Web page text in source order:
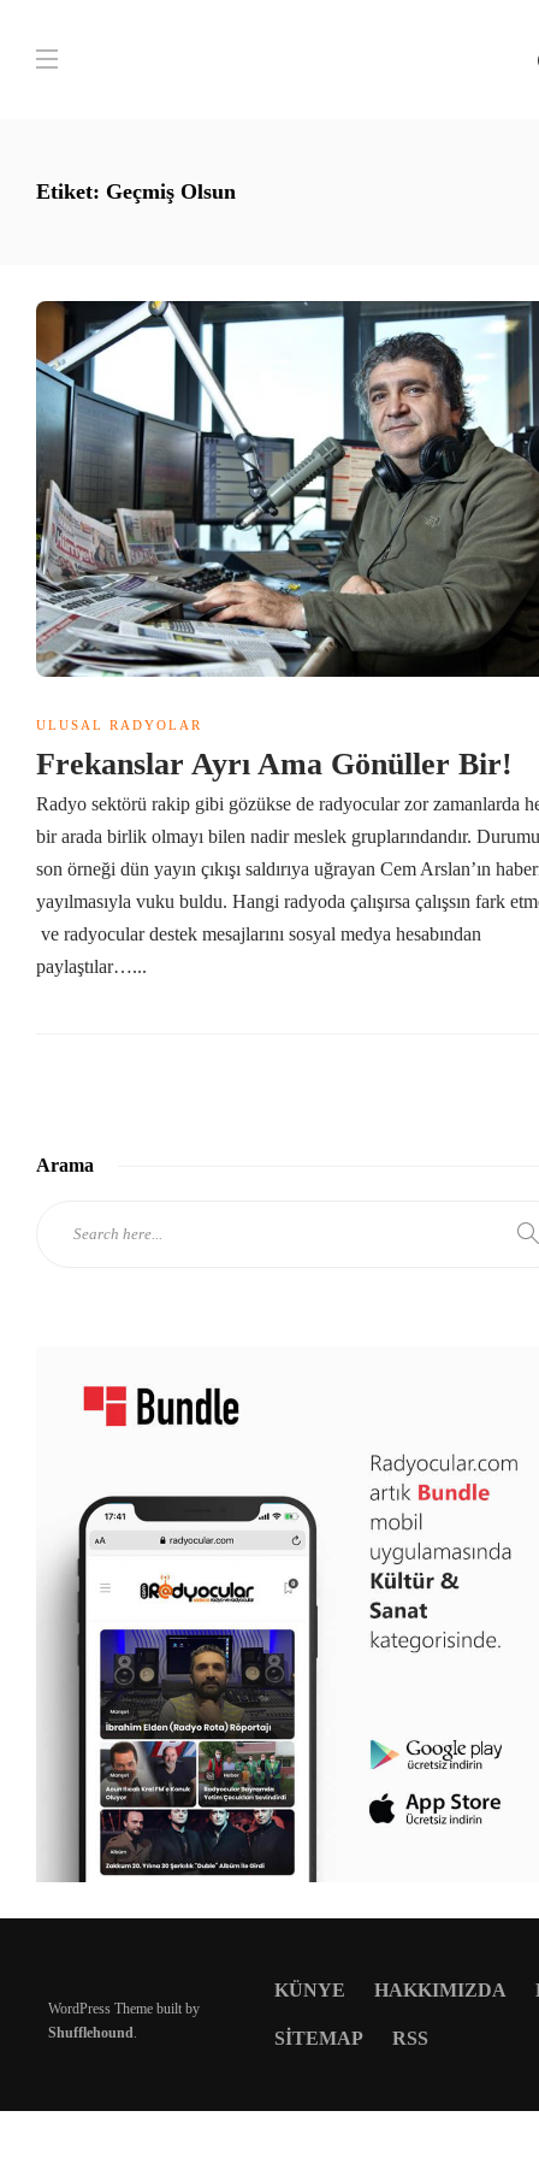
Etiket: Geçmiş Olsun
ULUSAL RADYOLAR
Frekanslar Ayrı Ama Gönüller Bir!
Radyo sektörü rakip gibi gözükse de radyocular zor zamanlarda
bir arada birlik olmayı bilen nadir meslek gruplarındandır.
son örneği dün yayın çıkışı saldırıya uğrayan Cem Arslan’ın
yayılmasıyla vuku buldu. Hangi radyoda çalışırsa çalışsın fark
ve radyocular destek mesajlarını sosyal medya hesabından
paylaştılar…...
Arama
WordPress Theme built by
Shufflehound.
KÜNYE HAKKIMIZDA
SITEMAP RSS